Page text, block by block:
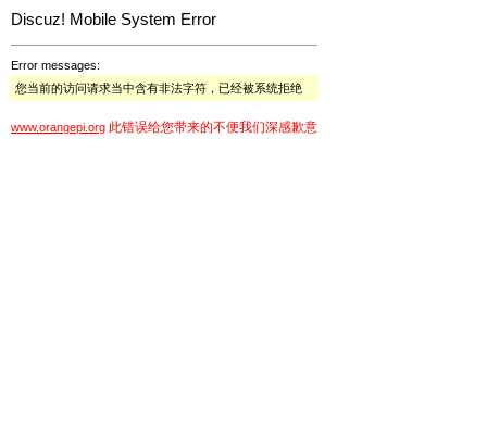
Discuz! Mobile System Error
Error messages:
您当前的访问请求当中含有非法字符，已经被系统拒绝
www.orangepi.org 此错误给您带来的不便我们深感歉意